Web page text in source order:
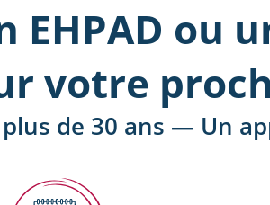
EHPAD ou
votre
de 30 ans — Un